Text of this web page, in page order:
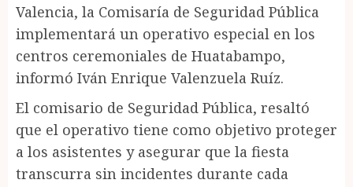
Valencia, la Comisaría de Seguridad Pública
implementará un operativo especial en los
centros ceremoniales de Huatabampo,
informó Iván Enrique Valenzuela Ruíz.
El comisario de Seguridad Pública, resaltó
que el operativo tiene como objetivo proteger
a los asistentes y asegurar que la fiesta
transcurra sin incidentes durante cada